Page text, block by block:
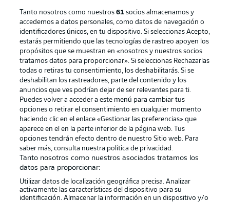
Publicidad Aviso legal
Gestionar las preferencias Declaracion de privacidad
Canales Trabajos
Jugadores Condiciones de uso
Sello Editorial Contacto
Tanto nosotros como nuestros61 socios almacenamos y
accedemos a datos personales, como datos de navegación o
identificadores únicos, en tu dispositivo. Si seleccionas Acepto,
estarás permitiendo que las tecnologías de rastreo apoyen los
propósitos que se muestran en «nosotros y nuestros socios
tratamos datos para proporcionar». Si seleccionas Rechazarlas
todas o retiras tu consentimiento, los deshabilitarás. Si se
deshabilitan los rastreadores, parte del contenido y los
anuncios que ves podrían dejar de ser relevantes para ti.
Puedes volver a acceder a este menú para cambiar tus
opciones o retirar el consentimiento en cualquier momento
haciendo clic en el enlace «Gestionar las preferencias» que
aparece en el en la parte inferior de la página web. Tus
opciones tendrán efecto dentro de nuestro Sitio web. Para
saber más, consulta nuestra política de privacidad.
Tanto nosotros como nuestros asociados tratamos los
datos para proporcionar:
Utilizar datos de localización geográfica precisa. Analizar
activamente las características del dispositivo para su
identificación. Almacenar la información en un dispositivo y/o